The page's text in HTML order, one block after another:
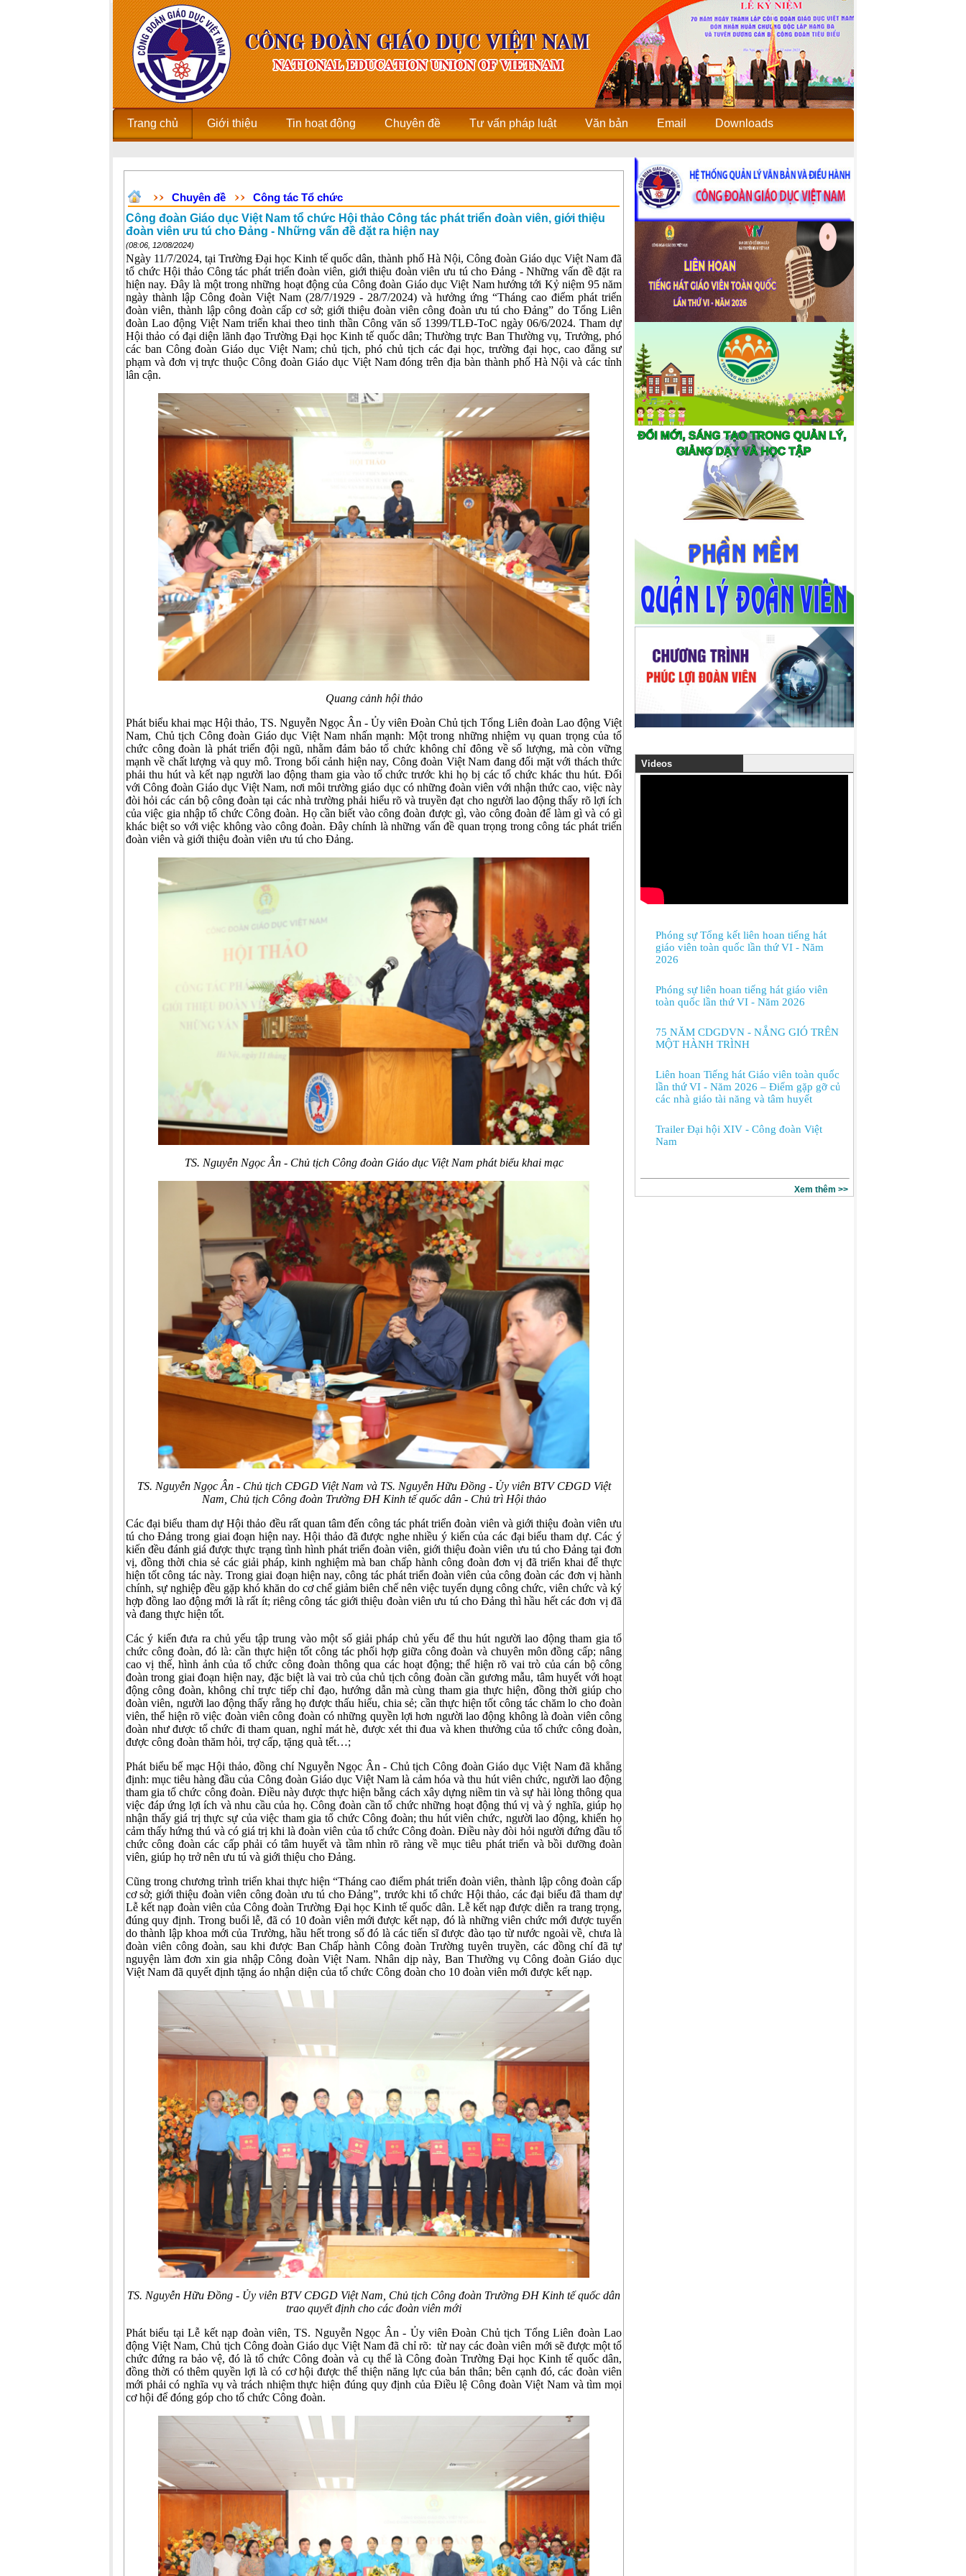
Trang chủ Giới thiệu Tin hoạt động Chuyên đề Tư vấn pháp luật Văn bản Email Downloads
Chuyên đề
Công tác Tổ chức
Công đoàn Giáo dục Việt Nam tổ chức Hội thảo Công tác phát triển đoàn viên, giới thiệu
đoàn viên ưu tú cho Đảng - Những vấn đề đặt ra hiện nay
(08:06, 12/08/2024)
Ngày 11/7/2024, tại Trường Đại học Kinh tế quốc dân, thành phố Hà Nội, Công đoàn Giáo dục Việt Nam đã
tổ chức Hội thảo Công tác phát triển đoàn viên, giới thiệu đoàn viên ưu tú cho Đảng - Những vấn đề đặt ra
hiện nay. Đây là một trong những hoạt động của Công đoàn Giáo dục Việt Nam hướng tới Kỷ niệm 95 năm
ngày thành lập Công đoàn Việt Nam (28/7/1929 - 28/7/2024) và hưởng ứng “Tháng cao điểm phát triển
đoàn viên, thành lập công đoàn cấp cơ sở; giới thiệu đoàn viên công đoàn ưu tú cho Đảng” do Tổng Liên
đoàn Lao động Việt Nam triển khai theo tinh thần Công văn số 1399/TLĐ-ToC ngày 06/6/2024. Tham dự
Hội thảo có đại diện lãnh đạo Trường Đại học Kinh tế quốc dân; Thường trực Ban Thường vụ, Trưởng, phó
các ban Công đoàn Giáo dục Việt Nam; chủ tịch, phó chủ tịch các đại học, trường đại học, cao đẳng sư
phạm và đơn vị trực thuộc Công đoàn Giáo dục Việt Nam đóng trên địa bàn thành phố Hà Nội và các tỉnh
lân cận.
Quang cảnh hội thảo
Phát biểu khai mạc Hội thảo, TS. Nguyễn Ngọc Ân - Ủy viên Đoàn Chủ tịch Tổng Liên đoàn Lao động Việt
Nam, Chủ tịch Công đoàn Giáo dục Việt Nam nhấn mạnh: Một trong những nhiệm vụ quan trọng của tổ
chức công đoàn là phát triển đội ngũ, nhằm đảm bảo tổ chức không chỉ đông về số lượng, mà còn vững
mạnh về chất lượng và quy mô. Trong bối cảnh hiện nay, Công đoàn Việt Nam đang đối mặt với thách thức
phải thu hút và kết nạp người lao động tham gia vào tổ chức trước khi họ bị các tổ chức khác thu hút. Đối
với Công đoàn Giáo dục Việt Nam, nơi môi trường giáo dục có những đoàn viên với nhận thức cao, việc này
đòi hỏi các cán bộ công đoàn tại các nhà trường phải hiểu rõ và truyền đạt cho người lao động thấy rõ lợi ích
của việc gia nhập tổ chức Công đoàn. Họ cần biết vào công đoàn được gì, vào công đoàn để làm gì và có gì
khác biệt so với việc không vào công đoàn. Đây chính là những vấn đề quan trọng trong công tác phát triển
đoàn viên và giới thiệu đoàn viên ưu tú cho Đảng.
TS. Nguyễn Ngọc Ân - Chủ tịch Công đoàn Giáo dục Việt Nam phát biểu khai mạc
TS. Nguyễn Ngọc Ân - Chủ tịch CĐGD Việt Nam và TS. Nguyễn Hữu Đồng - Ủy viên BTV CĐGD Việt
Nam, Chủ tịch Công đoàn Trường ĐH Kinh tế quốc dân - Chủ trì Hội thảo
Các đại biểu tham dự Hội thảo đều rất quan tâm đến công tác phát triển đoàn viên và giới thiệu đoàn viên ưu
tú cho Đảng trong giai đoạn hiện nay. Hội thảo đã được nghe nhiều ý kiến của các đại biểu tham dự. Các ý
kiến đều đánh giá được thực trạng tình hình phát triển đoàn viên, giới thiệu đoàn viên ưu tú cho Đảng tại đơn
vị, đồng thời chia sẻ các giải pháp, kinh nghiệm mà ban chấp hành công đoàn đơn vị đã triển khai để thực
hiện tốt công tác này. Trong giai đoạn hiện nay, công tác phát triển đoàn viên của công đoàn các đơn vị hành
chính, sự nghiệp đều gặp khó khăn do cơ chế giảm biên chế nên việc tuyển dụng công chức, viên chức và ký
hợp đồng lao động mới là rất ít; riêng công tác giới thiệu đoàn viên ưu tú cho Đảng thì hầu hết các đơn vị đã
và đang thực hiện tốt.
Các ý kiến đưa ra chủ yếu tập trung vào một số giải pháp chủ yếu để thu hút người lao động tham gia tổ
chức công đoàn, đó là: cần thực hiện tốt công tác phối hợp giữa công đoàn và chuyên môn đồng cấp; nâng
cao vị thế, hình ảnh của tổ chức công đoàn thông qua các hoạt động; thể hiện rõ vai trò của cán bộ công
đoàn trong giai đoạn hiện nay, đặc biệt là vai trò của chủ tịch công đoàn cần gương mẫu, tâm huyết với hoạt
động công đoàn, không chỉ trực tiếp chỉ đạo, hướng dẫn mà cùng tham gia thực hiện, đồng thời giúp cho
đoàn viên, người lao động thấy rằng họ được thấu hiểu, chia sẻ; cần thực hiện tốt công tác chăm lo cho đoàn
viên, thể hiện rõ việc đoàn viên công đoàn có những quyền lợi hơn người lao động không là đoàn viên công
đoàn như được tổ chức đi tham quan, nghỉ mát hè, được xét thi đua và khen thưởng của tổ chức công đoàn,
được công đoàn thăm hỏi, trợ cấp, tặng quà tết…;
Phát biểu bế mạc Hội thảo, đồng chí Nguyễn Ngọc Ân - Chủ tịch Công đoàn Giáo dục Việt Nam đã khẳng
định: mục tiêu hàng đầu của Công đoàn Giáo dục Việt Nam là cảm hóa và thu hút viên chức, người lao động
tham gia tổ chức công đoàn. Điều này được thực hiện bằng cách xây dựng niềm tin và sự hài lòng thông qua
việc đáp ứng lợi ích và nhu cầu của họ. Công đoàn cần tổ chức những hoạt động thú vị và ý nghĩa, giúp họ
nhận thấy giá trị thực sự của việc tham gia tổ chức Công đoàn; thu hút viên chức, người lao động, khiến họ
cảm thấy hứng thú và có giá trị khi là đoàn viên của tổ chức Công đoàn. Điều này đòi hỏi người đứng đầu tổ
chức công đoàn các cấp phải có tâm huyết và tầm nhìn rõ ràng về mục tiêu phát triển và bồi dưỡng đoàn
viên, giúp họ trở nên ưu tú và giới thiệu cho Đảng.
Cũng trong chương trình triển khai thực hiện “Tháng cao điểm phát triển đoàn viên, thành lập công đoàn cấp
cơ sở; giới thiệu đoàn viên công đoàn ưu tú cho Đảng”, trước khi tổ chức Hội thảo, các đại biểu đã tham dự
Lễ kết nạp đoàn viên của Công đoàn Trường Đại học Kinh tế quốc dân. Lễ kết nạp được diễn ra trang trọng,
đúng quy định. Trong buổi lễ, đã có 10 đoàn viên mới được kết nạp, đó là những viên chức mới được tuyển
do thành lập khoa mới của Trường, hầu hết trong số đó là các tiến sĩ được đào tạo từ nước ngoài về, chưa là
đoàn viên công đoàn, sau khi được Ban Chấp hành Công đoàn Trường tuyên truyền, các đồng chí đã tự
nguyện làm đơn xin gia nhập Công đoàn Việt Nam. Nhân dịp này, Ban Thường vụ Công đoàn Giáo dục
Việt Nam đã quyết định tặng áo nhận diện của tổ chức Công đoàn cho 10 đoàn viên mới được kết nạp.
TS. Nguyễn Hữu Đồng - Ủy viên BTV CĐGD Việt Nam, Chủ tịch Công đoàn Trường ĐH Kinh tế quốc dân
trao quyết định cho các đoàn viên mới
Phát biểu tại Lễ kết nạp đoàn viên, TS. Nguyễn Ngọc Ân - Ủy viên Đoàn Chủ tịch Tổng Liên đoàn Lao
động Việt Nam, Chủ tịch Công đoàn Giáo dục Việt Nam đã chỉ rõ: từ nay các đoàn viên mới sẽ được một tổ
chức đứng ra bảo vệ, đó là tổ chức Công đoàn và cụ thể là Công đoàn Trường Đại học Kinh tế quốc dân,
đồng thời có thêm quyền lợi là có cơ hội được thể thiện năng lực của bản thân; bên cạnh đó, các đoàn viên
mới phải có nghĩa vụ và trách nhiệm thực hiện đúng quy định của Điều lệ Công đoàn Việt Nam và tìm mọi
cơ hội để đóng góp cho tổ chức Công đoàn.
Videos
Phóng sự Tổng kết liên hoan tiếng hát
giáo viên toàn quốc lần thứ VI - Năm
2026
Phóng sự liên hoan tiếng hát giáo viên
toàn quốc lần thứ VI - Năm 2026
75 NĂM CDGDVN - NẮNG GIÓ TRÊN
MỘT HÀNH TRÌNH
Liên hoan Tiếng hát Giáo viên toàn quốc
lần thứ VI - Năm 2026 – Điểm gặp gỡ của
các nhà giáo tài năng và tâm huyết
Trailer Đại hội XIV - Công đoàn Việt
Nam
Xem thêm >>